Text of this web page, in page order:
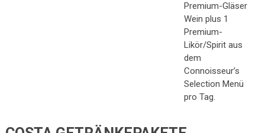
Premium-Gläser
Wein plus 1
Premium-
Likör/Spirit aus
dem
Connoisseur’s
Selection Menü
pro Tag.